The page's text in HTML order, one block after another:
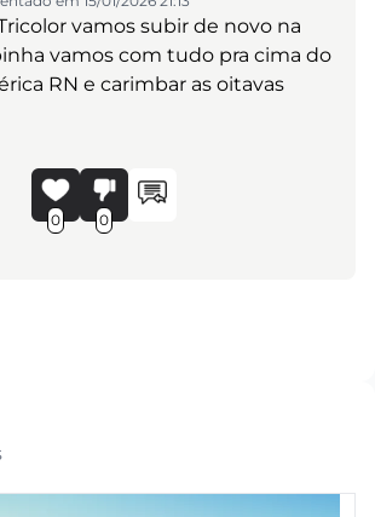
vamos subir de novo na
vamos com tudo pra cima do
RN e carimbar as oitavas
0 0